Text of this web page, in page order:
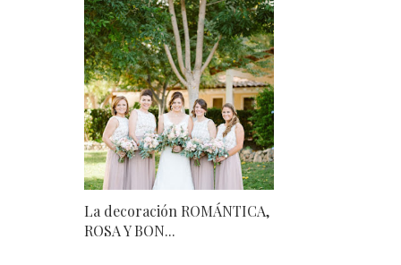
La decoración ROMÁNTICA,
ROSA Y BON...